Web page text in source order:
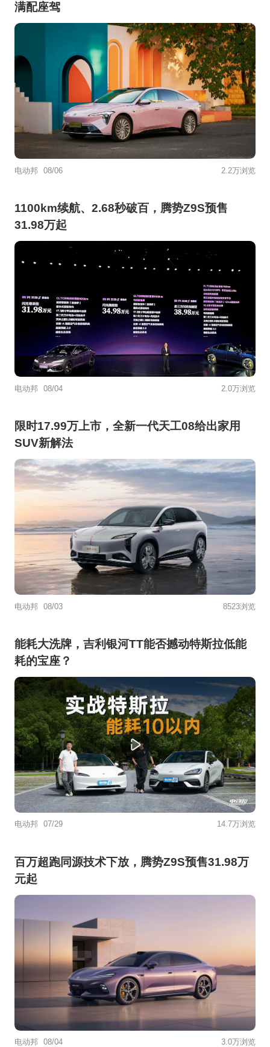
满配座驾
电动邦 08/06 2.2万浏览
1100km续航、2.68秒破百，腾势Z9S预售
31.98万起
电动邦 08/04 2.0万浏览
限时17.99万上市，全新一代天工08给出家用
SUV新解法
电动邦 08/03 8523浏览
能耗大洗牌，吉利银河TT能否撼动特斯拉低能
耗的宝座？
电动邦 07/29 14.7万浏览
百万超跑同源技术下放，腾势Z9S预售31.98万
元起
电动邦 08/04 3.0万浏览